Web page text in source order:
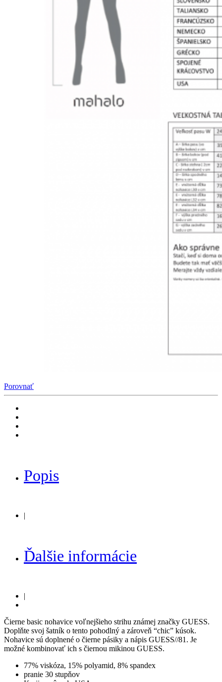
Porovnať
Popis
|
Ďalšie informácie
|
Čierne basic nohavice voľnejšieho strihu známej značky GUESS.
Doplňte svoj šatník o tento pohodlný a zároveň “chic” kúsok.
Nohavice sú doplnené o čierne pásiky a nápis GUESS//81. Je
možné kombinovať ich s čiernou mikinou GUESS.
77% viskóza, 15% polyamid, 8% spandex
pranie 30 stupňov